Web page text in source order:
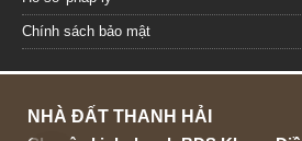
Chính sách bảo mật
NHÀ ĐẤT THANH HẢI